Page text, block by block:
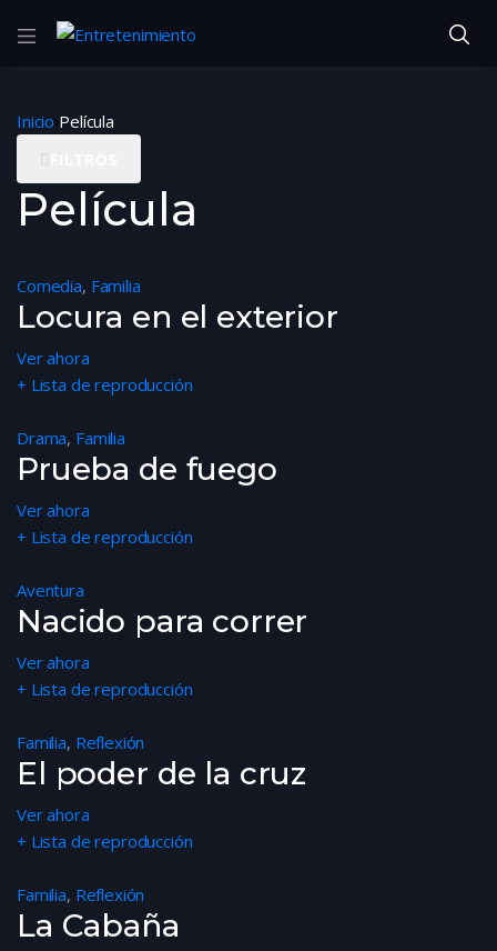
Inicio Película
Película
Comedia, Familia
Locura en el exterior
Ver ahora
+ Lista de reproducción
Drama, Familia
Prueba de fuego
Ver ahora
+ Lista de reproducción
Aventura
Nacido para correr
Ver ahora
+ Lista de reproducción
Familia, Reflexión
El poder de la cruz
Ver ahora
+ Lista de reproducción
Familia, Reflexión
La Cabaña